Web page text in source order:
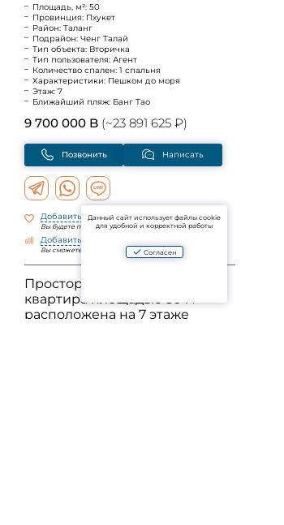
Площадь, м²: 50
Провинция: Пхукет
Район: Таланг
Подрайон: Ченг Талай
Тип объекта: Вторичка
Тип пользователя: Агент
Количество спален: 1 спальня
Характеристики: Пешком до моря
Этаж: 7
Ближайший пляж: Банг Тао
9 700 000 B (~23 891 625 ₽)
Позвонить Написать
Добавить в избранное
Вы будете получать уведомления об изменениях
Добавить к сравнению
Вы сможете сравнить объекты по параметрам
Просторная 1-комнатная
квартира площадью 50 м²
расположена на 7 этаже
Данный сайт использует файлы cookie
для удобной и корректной работы
Согласен